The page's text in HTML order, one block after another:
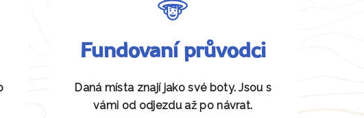
Fundovaní průvodci
Daná místa znají jako své boty. Jsou s
vámi od odjezdu až po návrat.